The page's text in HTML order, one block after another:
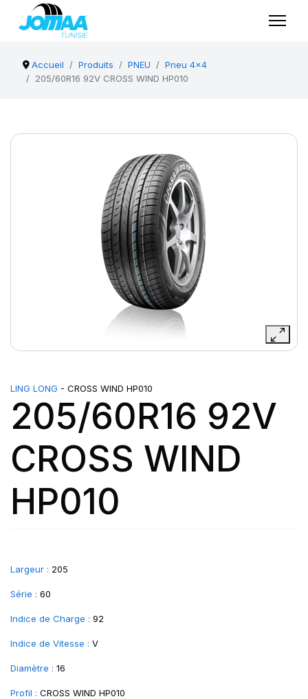
Accueil Produits PNEU
Pneu 4x4
205/60R16 92V CROSS WIND HP010
LING LONG - CROSS WIND HP010
205/60R16 92V
CROSS WIND
HP010
Largeur : 205
Série : 60
Indice de Charge : 92
Indice de Vitesse : V
Diamètre : 16
Profil : CROSS WIND HP010